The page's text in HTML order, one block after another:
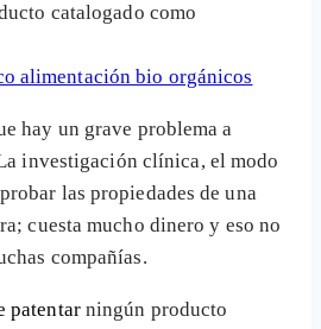
catalogado como
hay un grave problema a
investigación clínica, el modo
las propiedades de una
cuesta mucho dinero y eso no
compañías.
patentarningún producto